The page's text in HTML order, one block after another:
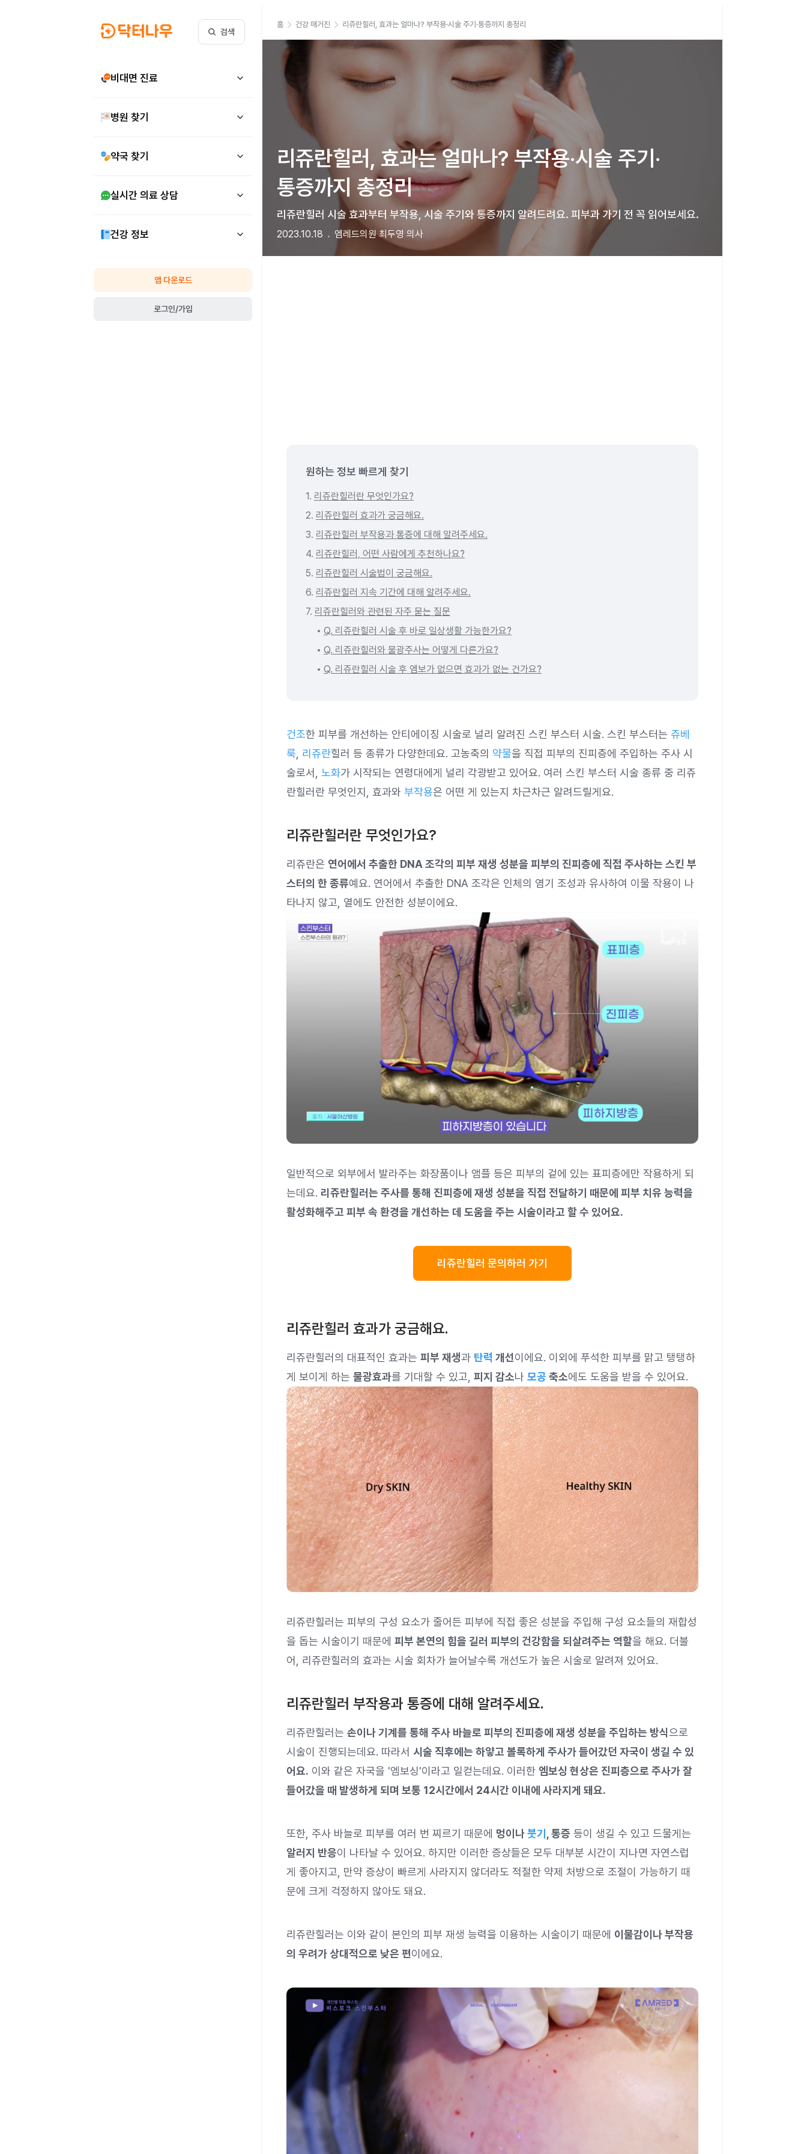
검색
비대면 진료
병원 찾기
약국 찾기
실시간 의료 상담
건강 정보
앱 다운로드
로그인/가입
홈 건강 매거진 리쥬란힐러, 효과는 얼마나? 부작용·시술 주기·통증까지 총정리
리쥬란힐러, 효과는 얼마나? 부작용·시술 주기·
통증까지 총정리
리쥬란힐러 시술 효과부터 부작용, 시술 주기와 통증까지 알려드려요. 피부과 가기 전 꼭 읽어보세요.
2023.10.18 엠레드의원 최두영 의사
원하는 정보 빠르게 찾기
1. 리쥬란힐러란 무엇인가요?
2. 리쥬란힐러 효과가 궁금해요.
3. 리쥬란힐러 부작용과 통증에 대해 알려주세요.
4. 리쥬란힐러, 어떤 사람에게 추천하나요?
5. 리쥬란힐러 시술법이 궁금해요.
6. 리쥬란힐러 지속 기간에 대해 알려주세요.
7. 리쥬란힐러와 관련된 자주 묻는 질문
Q. 리쥬란힐러 시술 후 바로 일상생활 가능한가요?
Q. 리쥬란힐러와 물광주사는 어떻게 다른가요?
Q. 리쥬란힐러 시술 후 엠보가 없으면 효과가 없는 건가요?
건조한 피부를 개선하는 안티에이징 시술로 널리 알려진 스킨 부스터 시술. 스킨 부스터는 쥬베
룩 리쥬란힐러 등 종류가 다양한데요. 고농축의 약물을 직접 피부의 진피층에 주입하는 주사 시
술로서, 노화가 시작되는 연령대에게 널리 각광받고 있어요. 여러 스킨 부스터 시술 종류 중 리쥬
란힐러란 무엇인지, 효과와 부작용은 어떤 게 있는지 차근차근 알려드릴게요.
리쥬란힐러란 무엇인가요?
리쥬란은 연어에서 추출한 DNA 조각의 피부 재생 성분을 피부의 진피층에 직접 주사하는 스킨 부
스터의 한 종류예요. 연어에서 추출한 DNA 조각은 인체의 염기 조성과 유사하여 이물 작용이 나
타나지 않고, 열에도 안전한 성분이에요.
일반적으로 외부에서 발라주는 화장품이나 앰플 등은 피부의 겉에 있는 표피층에만 작용하게 되
는데요. 리쥬란힐러는 주사를 통해 진피층에 재생 성분을 직접 전달하기 때문에 피부 치유 능력을
활성화해주고 피부 속 환경을 개선하는 데 도움을 주는 시술이라고 할 수 있어요.
리쥬란힐러 문의하러 가기
리쥬란힐러 효과가 궁금해요.
리쥬란힐러의 대표적인 효과는 피부 재생과 탄력 개선이에요. 이외에 푸석한 피부를 맑고 탱탱하
게 보이게 하는 물광효과를 기대할 수 있고, 피지 감소나 모공 축소에도 도움을 받을 수 있어요.
리쥬란힐러는 피부의 구성 요소가 줄어든 피부에 직접 좋은 성분을 주입해 구성 요소들의 재합성
을 돕는 시술이기 때문에 피부 본연의 힘을 길러 피부의 건강함을 되살려주는 역할을 해요. 더불
어, 리쥬란힐러의 효과는 시술 회차가 늘어날수록 개선도가 높은 시술로 알려져 있어요.
리쥬란힐러 부작용과 통증에 대해 알려주세요.
리쥬란힐러는 손이나 기계를 통해 주사 바늘로 피부의 진피층에 재생 성분을 주입하는 방식으로
시술이 진행되는데요. 따라서 시술 직후에는 하얗고 볼록하게 주사가 들어갔던 자국이 생길 수 있
어요. 이와 같은 자국을 '엠보싱'이라고 일컫는데요. 이러한 엠보싱 현상은 진피층으로 주사가 잘
들어갔을 때 발생하게 되며 보통 12시간에서 24시간 이내에 사라지게 돼요.
또한, 주사 바늘로 피부를 여러 번 찌르기 때문에 멍이나붓기 , 통증 등이 생길 수 있고 드물게는
알러지 반응이 나타날 수 있어요. 하지만 이러한 증상들은 모두 대부분 시간이 지나면 자연스럽
게 좋아지고, 만약 증상이 빠르게 사라지지 않더라도 적절한 약제 처방으로 조절이 가능하기 때
문에 크게 걱정하지 않아도 돼요.
리쥬란힐러는 이와 같이 본인의 피부 재생 능력을 이용하는 시술이기 때문에 이물감이나 부작용
의 우려가 상대적으로 낮은 편이에요.